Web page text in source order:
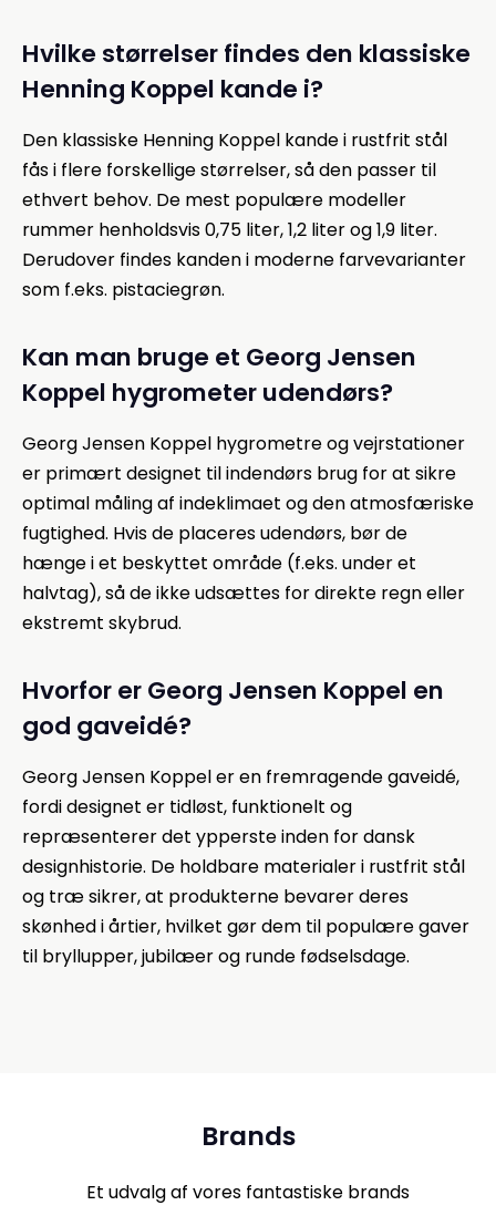
Hvilke størrelser findes den klassiske
Henning Koppel kande i?
Den klassiske Henning Koppel kande i rustfrit stål
fås i flere forskellige størrelser, så den passer til
ethvert behov. De mest populære modeller
rummer henholdsvis 0,75 liter, 1,2 liter og 1,9 liter.
Derudover findes kanden i moderne farvevarianter
som f.eks. pistaciegrøn.
Kan man bruge et Georg Jensen
Koppel hygrometer udendørs?
Georg Jensen Koppel hygrometre og vejrstationer
er primært designet til indendørs brug for at sikre
optimal måling af indeklimaet og den atmosfæriske
fugtighed. Hvis de placeres udendørs, bør de
hænge i et beskyttet område (f.eks. under et
halvtag), så de ikke udsættes for direkte regn eller
ekstremt skybrud.
Hvorfor er Georg Jensen Koppel en
god gaveidé?
Georg Jensen Koppel er en fremragende gaveidé,
fordi designet er tidløst, funktionelt og
repræsenterer det ypperste inden for dansk
designhistorie. De holdbare materialer i rustfrit stål
og træ sikrer, at produkterne bevarer deres
skønhed i årtier, hvilket gør dem til populære gaver
til bryllupper, jubilæer og runde fødselsdage.
Brands
Et udvalg af vores fantastiske brands